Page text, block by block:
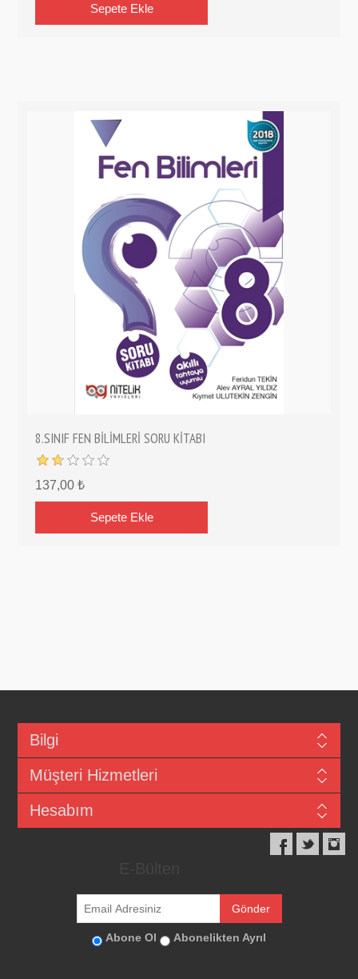
8.SINIF FEN BİLİMLERİ SORU KİTABI
137,00 ₺
Bilgi
Müşteri Hizmetleri
Hesabım
Abone Ol Abonelikten Ayrıl